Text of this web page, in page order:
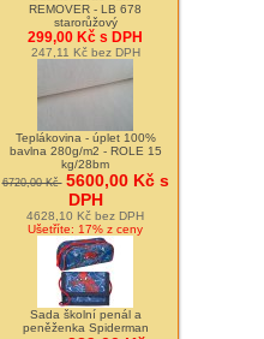
REMOVER - LB 678
starorůžový
299,00 Kč s DPH
247,11 Kč bez DPH
Teplákovina - úplet 100%
bavlna 280g/m2 - ROLE 15
kg/28bm
6720,00 Kč 5600,00 Kč s
DPH
4628,10 Kč bez DPH
Ušetříte: 17% z ceny
Sada školní penál a
peněženka Spiderman